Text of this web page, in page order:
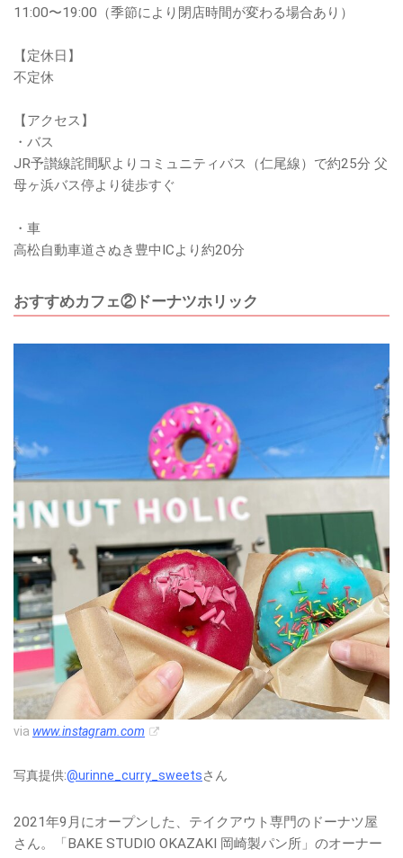
11:00〜19:00（季節により閉店時間が変わる場合あり）
【定休日】
不定休
【アクセス】
・バス
JR予讃線詫間駅よりコミュニティバス（仁尾線）で約25分 父
母ヶ浜バス停より徒歩すぐ
・車
高松自動車道さぬき豊中ICより約20分
おすすめカフェ②ドーナツホリック
via www.instagram.com
写真提供:@urinne_curry_sweetsさん
2021年9月にオープンした、テイクアウト専門のドーナツ屋
さん。「BAKE STUDIO OKAZAKI 岡崎製パン所」のオーナー